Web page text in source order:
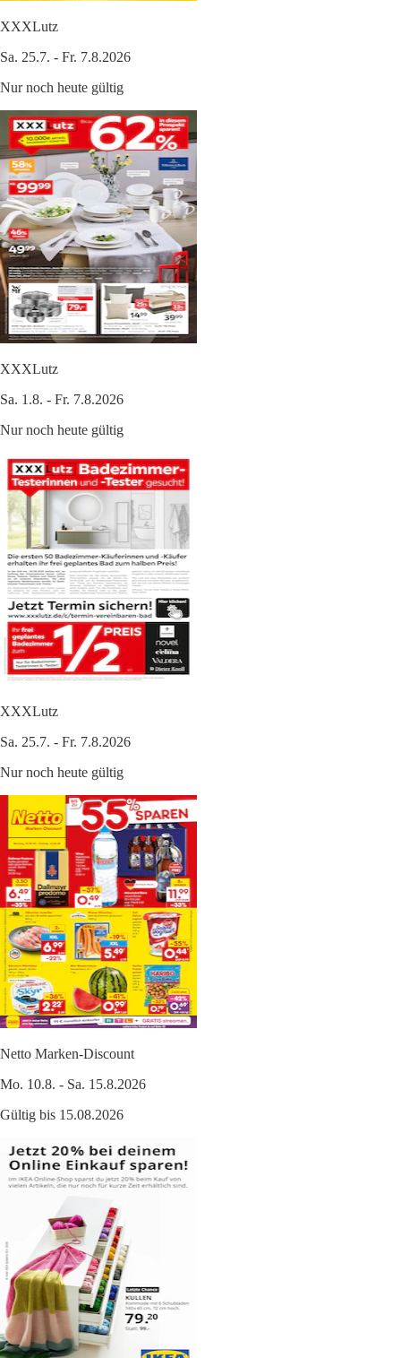
XXXLutz
Sa. 25.7. - Fr. 7.8.2026
Nur noch heute gültig
XXXLutz
Sa. 1.8. - Fr. 7.8.2026
Nur noch heute gültig
XXXLutz
Sa. 25.7. - Fr. 7.8.2026
Nur noch heute gültig
Netto Marken-Discount
Mo. 10.8. - Sa. 15.8.2026
Gültig bis 15.08.2026